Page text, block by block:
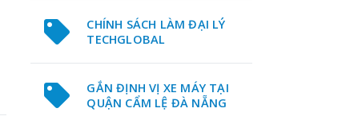
CHÍNH SÁCH LÀM ĐẠI LÝ
TECHGLOBAL
GẮN ĐỊNH VỊ XE MÁY TẠI
QUẬN CẨM LỆ ĐÀ NẴNG